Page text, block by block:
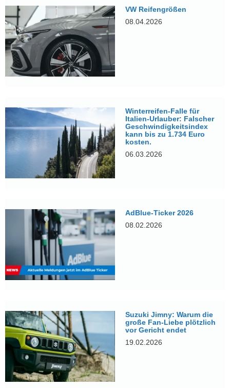
VW Reifengrößen
08.04.2026
Winterreifen-Falle für
Italien-Urlauber: Falscher
Geschwindigkeitsindex
kann bis zu 1.734 Euro
kosten.
06.03.2026
AdBlue-Ticker 2026
08.02.2026
Suzuki Jimny: Warum die
große Fan-Liebe plötzlich
vor Gericht endet
19.02.2026